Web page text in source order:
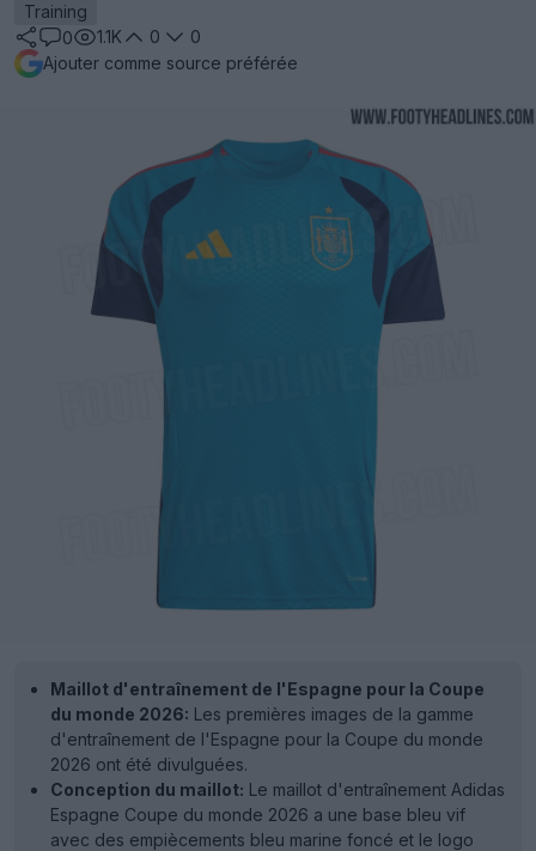
Training
0
1.1K 0
0
Ajouter comme source préférée
Maillot d'entraînement de l'Espagne pour la Coupe
du monde 2026: Les premières images de la gamme
d'entraînement de l'Espagne pour la Coupe du monde
2026 ont été divulguées.
Conception du maillot: Le maillot d'entraînement Adidas
Espagne Coupe du monde 2026 a une base bleu vif
avec des empiècements bleu marine foncé et le logo